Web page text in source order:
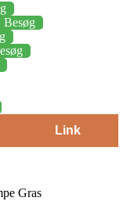
Besøg
Link
Gras